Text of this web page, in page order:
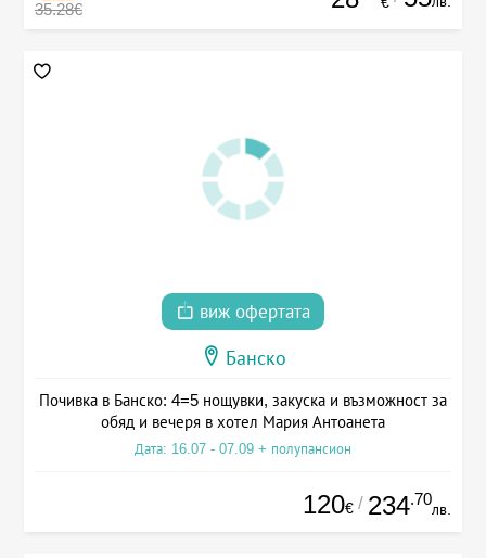
35.28€
виж офертата
Банско
Почивка в Банско: 4=5 нощувки, закуска и възможност за
обяд и вечеря в хотел Мария Антоанета
Дата: 16.07 - 07.09 + полупансион
120€ / 234.70
лв.